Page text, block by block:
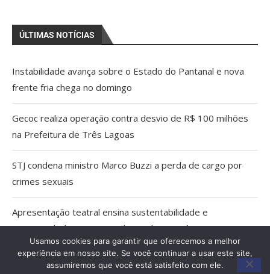
ÚLTIMAS NOTÍCIAS
Instabilidade avança sobre o Estado do Pantanal e nova
frente fria chega no domingo
Gecoc realiza operação contra desvio de R$ 100 milhões
na Prefeitura de Três Lagoas
STJ condena ministro Marco Buzzi a perda de cargo por
crimes sexuais
Apresentação teatral ensina sustentabilidade e
empreendedorismo para alunos de Anastácio
Região do Salobra: lideranças de Miranda e Bodoquena
Usamos cookies para garantir que oferecemos a melhor
experiência em nosso site. Se você continuar a usar este site,
assumiremos que você está satisfeito com ele.